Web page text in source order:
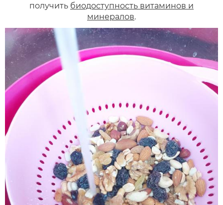
получить биодоступность витаминов и
минералов.